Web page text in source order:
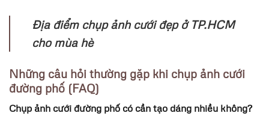
Địa điểm chụp ảnh cưới đẹp ở TP.HCM
cho mùa hè
Những câu hỏi thường gặp khi chụp ảnh cưới
đường phố (FAQ)
Chụp ảnh cưới đường phố có cần tạo dáng nhiều không?